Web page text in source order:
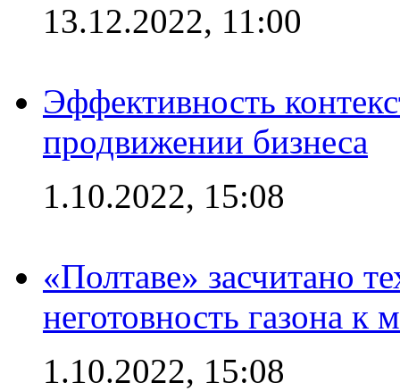
13.12.2022, 11:00
Эффективность
продвижении бизнеса
1.10.2022, 15:08
«Полтаве» засчитано
неготовность газона
1.10.2022, 15:08